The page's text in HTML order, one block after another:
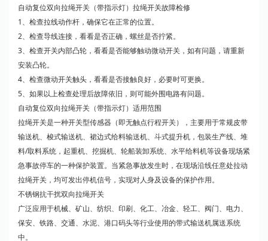
自动复位双向拉绳开关（带指示灯）拉绳开关故障检修
1、检查拉线动作杆，确保它在正常的位置。
2、检查导线连接，看看是否正确，螺丝是否拧紧。
3、检查开关内部凸轮，看看是否能够触动微动开关，如有问题，请重新
安装凸轮。
4、检查微动开关触头，看看是否接触良好，必要时可更换。
5、如果以上检查处理后故障依旧，则可能外围电路有问题。
自动复位双向拉绳开关（带指示灯）适用范围
拉绳开关是一种开关型传感器（即无触点行程开关），主要用于常规皮带
输送机、梭式输送机、裙边式给料输送机、斗式提升机，包装生产线、堆
料/取料系统，起重机、挖掘机、轮船装卸系统、水平给料机等设备现场紧
急事故停车的一种保护装置。当紧急事故发生时，在现场沿线任意处拉动
拉绳开关，均可发出停机信号，实现对人身及设备的保护作用。
不锈钢抗干扰双向拉绳开关
广泛应用于机械、矿山、纺织、印刷、化工、冶金、轻工、阀门、电力、
保安、铁路、交通、水泥、港口码头等行业使用的带式输送机属送系统
中。